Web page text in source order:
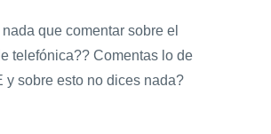
que comentar sobre el
telefónica?? Comentas lo de
y sobre esto no dices nada?